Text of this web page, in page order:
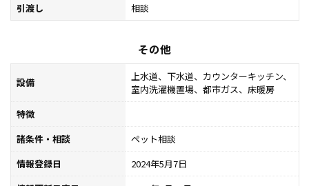
引渡し 相談
その他
設備
上水道、下水道、カウンターキッチン、
室内洗濯機置場、都市ガス、床暖房
特徴
諸条件・相談
ペット相談
情報登録日
2024年5月7日